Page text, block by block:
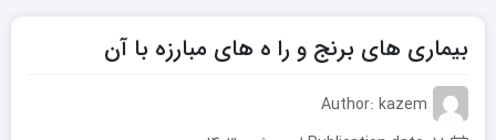
بیماری های برنج و را ه های مبارزه با آن
Author: kazem